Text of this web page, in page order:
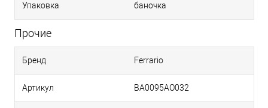
Упаковка баночка
Прочие
Бренд Ferrario
Артикул BA0095AO032